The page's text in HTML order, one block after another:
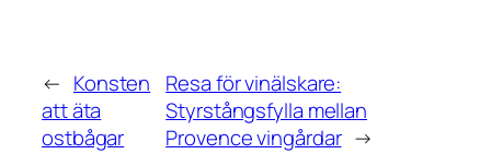
← Konsten
att äta
ostbågar
Resa för vinälskare:
Styrstångsfylla mellan
Provence vingårdar →